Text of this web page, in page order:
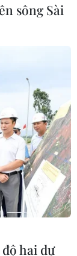
sông Sài
hai dự